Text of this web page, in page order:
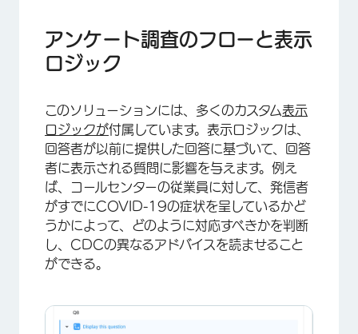
アンケート調査のフローと表示
ロジック
このソリューションには、多くのカスタム表示
ロジックが付属しています。表示ロジックは、
回答者が以前に提供した回答に基づいて、回答
者に表示される質問に影響を与えます。例え
ば、コールセンターの従業員に対して、発信者
がすでにCOVID-19の症状を呈しているかど
うかによって、どのように対応すべきかを判断
し、CDCの異なるアドバイスを読ませること
ができる。